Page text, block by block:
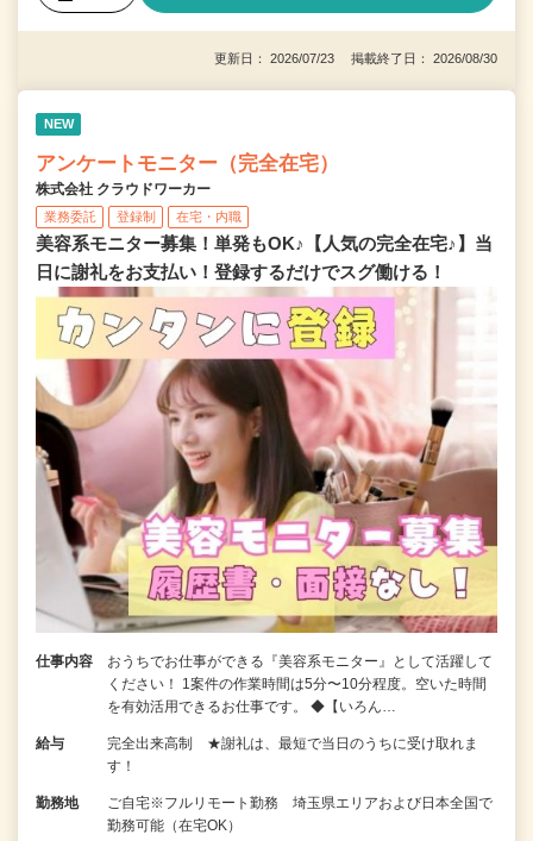
更新日： 2026/07/23 掲載終了日： 2026/08/30
NEW
アンケートモニター（完全在宅）
株式会社 クラウドワーカー
業務委託 登録制 在宅・内職
美容系モニター募集！単発もOK♪【人気の完全在宅♪】当
日に謝礼をお支払い！登録するだけでスグ働ける！
仕事内容
おうちでお仕事ができる『美容系モニター』として活躍して
ください！ 1案件の作業時間は5分〜10分程度。空いた時間
を有効活用できるお仕事です。 ◆【いろん…
給与
完全出来高制 ★謝礼は、最短で当日のうちに受け取れま
す！
勤務地
ご自宅※フルリモート勤務 埼玉県エリアおよび日本全国で
勤務可能（在宅OK）